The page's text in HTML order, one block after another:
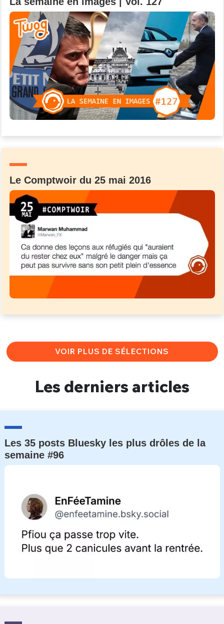
Le Comptwoir du 25 mai 2016
VOIR PLUS DE SÉLECTIONS
Les derniers articles
Les 35 posts Bluesky les plus drôles de la
semaine #96